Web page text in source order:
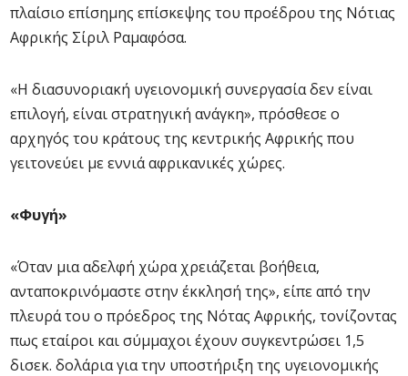
πλαίσιο επίσημης επίσκεψης του προέδρου της Νότιας
Αφρικής Σίριλ Ραμαφόσα.
«Η διασυνοριακή υγειονομική συνεργασία δεν είναι
επιλογή, είναι στρατηγική ανάγκη», πρόσθεσε ο
αρχηγός του κράτους της κεντρικής Αφρικής που
γειτονεύει με εννιά αφρικανικές χώρες.
«Φυγή»
«Όταν μια αδελφή χώρα χρειάζεται βοήθεια,
ανταποκρινόμαστε στην έκκλησή της», είπε από την
πλευρά του ο πρόεδρος της Νότας Αφρικής, τονίζοντας
πως εταίροι και σύμμαχοι έχουν συγκεντρώσει 1,5
δισεκ. δολάρια για την υποστήριξη της υγειονομικής